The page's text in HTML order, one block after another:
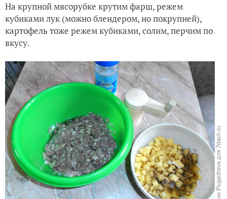
На крупной мясорубке крутим фарш, режем
кубиками лук (можно блендером, но покрупней),
картофель тоже режем кубиками, солим, перчим по
вкусу.